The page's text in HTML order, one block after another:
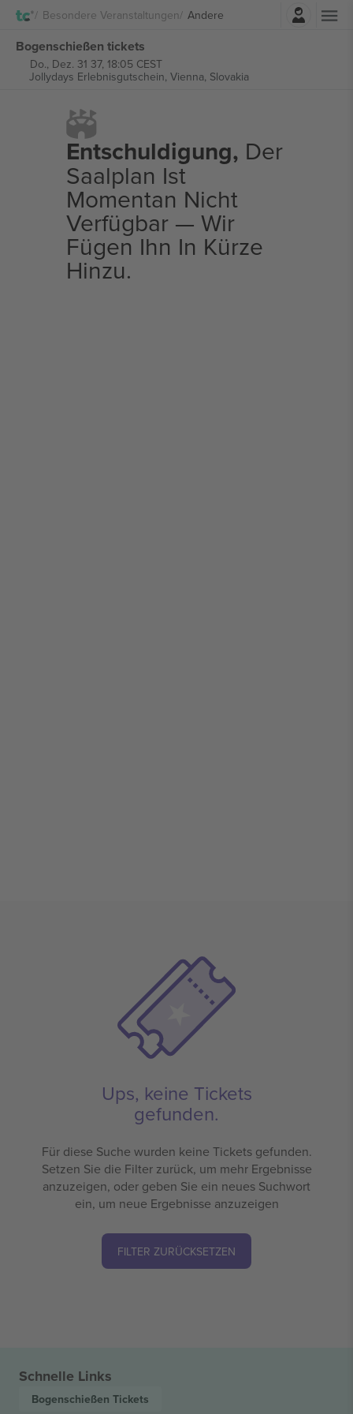
Besondere Veranstaltungen Andere
Einloggen
Bogenschießen tickets
Do., Dez. 31 37, 18:05 CEST
Jollydays Erlebnisgutschein, Vienna, Slovakia
Entschuldigung, Der
Saalplan Ist
Momentan Nicht
Verfügbar — Wir
Fügen Ihn In Kürze
Hinzu.
Ups, keine Tickets
gefunden.
Für diese Suche wurden keine Tickets gefunden.
Setzen Sie die Filter zurück, um mehr Ergebnisse
anzuzeigen, oder geben Sie ein neues Suchwort
ein, um neue Ergebnisse anzuzeigen
FILTER ZURÜCKSETZEN
Schnelle Links
Bogenschießen Tickets